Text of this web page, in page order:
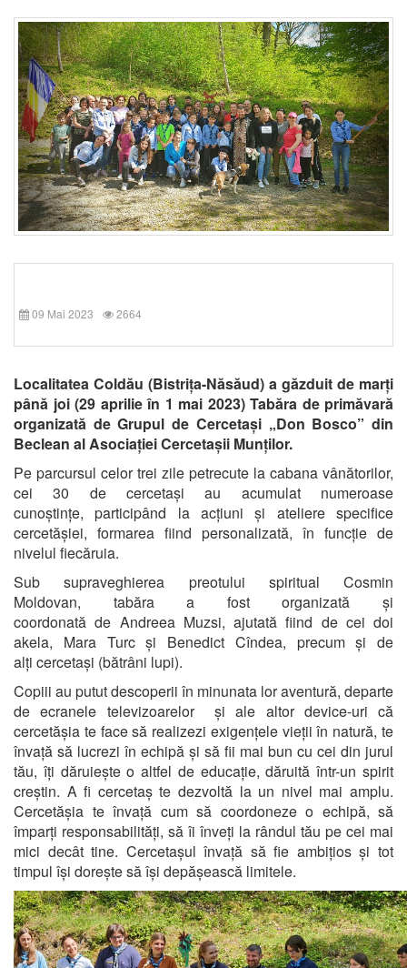
09 Mai 2023 2664
Localitatea Coldău (Bistrița-Năsăud) a găzduit de marți
până joi (29 aprilie în 1 mai 2023) Tabăra de primăvară
organizată de Grupul de Cercetași „Don Bosco” din
Beclean al Asociației Cercetașii Munților.
Pe parcursul celor trei zile petrecute la cabana vânătorilor,
cei30 de cercetași au acumulat numeroase
cunoștințe,participând la acțiuni și ateliere specifice
cercetășiei, formarea fiind personalizată, în funcție de
nivelul fiecăruia.
Sub supraveghierea preotului spiritual Cosmin
Moldovan, tabăraa fost organizată și
coordonată de Andreea Muzsi, ajutată fiind de cei doi
akela, Mara Turc și Benedict Cîndea, precum și de
alți cercetași (bătrâni lupi).
Copiii au putut descoperii în minunata lor aventură, departe
de ecranele televizoarelor și ale altor device-uri că
cercetășia te face să realizezi exigențele vieții în natură, te
învață să lucrezi în echipă și să fii mai bun cu cei din jurul
tău, îți dăruiește o altfel de educație, dăruită într-un spirit
creștin. A fi cercetaș te dezvoltă la un nivel mai amplu.
Cercetășia te învață cum să coordoneze o echipă, să
împarți responsabilități, să îi înveți la rândul tău pe cei mai
mici decât tine. Cercetașul învață să fie ambițios și tot
timpul își dorește să își depășească limitele.